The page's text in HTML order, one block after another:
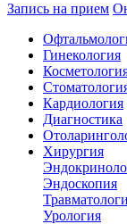
Запись на прием
Гинекология
Кардиология
Диагностика
Хирургия
Эндоскопия
Урология